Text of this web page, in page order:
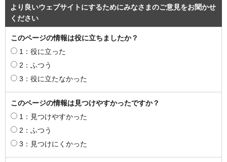
より良いウェブサイトにするためにみなさまのご意見をお聞かせ
ください
このページの情報は役に立ちましたか？
1：役に立った
2：ふつう
3：役に立たなかった
このページの情報は見つけやすかったですか？
1：見つけやすかった
2：ふつう
3：見つけにくかった